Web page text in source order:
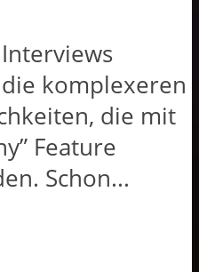
komplexeren
die mit
Feature
Schon...